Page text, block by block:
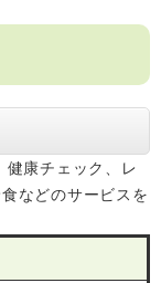
健康チェック、レ
などのサービスを